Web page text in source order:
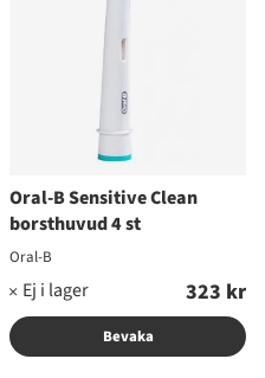
Oral-B Sensitive Clean
borsthuvud 4 st
Oral-B
323 kr
Bevaka